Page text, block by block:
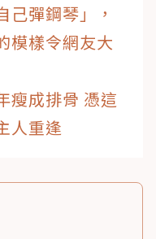
己彈鋼琴」，
模樣令網友大
瘦成排骨 憑這
人重逢